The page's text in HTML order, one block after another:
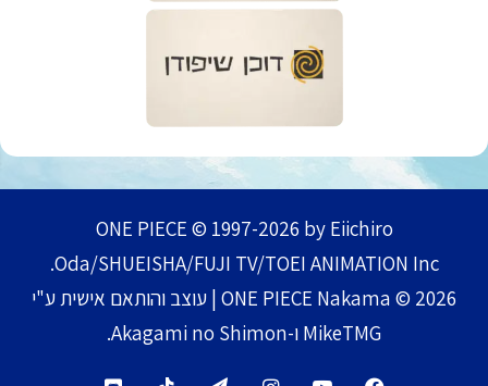
ONE PIECE © 1997-2026 by Eiichiro
Oda/SHUEISHA/FUJI TV/TOEI ANIMATION Inc.
ONE PIECE Nakama © 2026 | עוצב והותאם אישית ע"י
MikeTMG ו-Akagami no Shimon.